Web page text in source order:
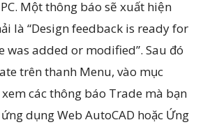
Một thông báo sẽ xuất hiện
là “Design feedback is ready for
was added or modified”. Sau đó
trên thanh Menu, vào mục
các thông báo Trade mà bạn
dụng Web AutoCAD hoặc Ứng